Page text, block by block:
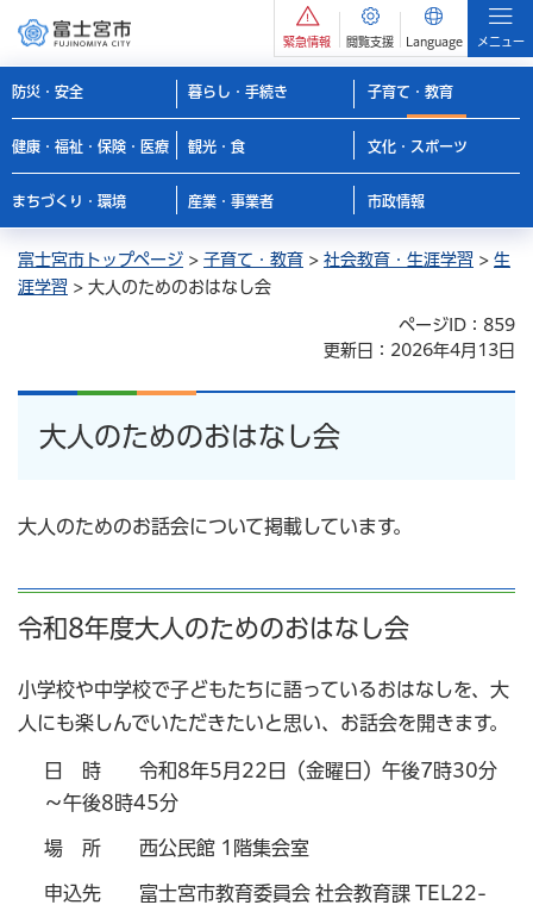
緊急情報 閲覧支援 Language メニュー
防災・安全 暮らし・手続き 子育て・教育
健康・福祉・保険・医療 観光・食 文化・スポーツ
まちづくり・環境 産業・事業者 市政情報
富士宮市トップページ > 子育て・教育 > 社会教育・生涯学習 > 生
涯学習 > 大人のためのおはなし会
ページID：859
更新日：2026年4月13日
大人のためのおはなし会
大人のためのお話会について掲載しています。
令和8年度大人のためのおはなし会
小学校や中学校で子どもたちに語っているおはなしを、大
人にも楽しんでいただきたいと思い、お話会を開きます。
日 時 令和8年5月22日（金曜日）午後7時30分
～午後8時45分
場 所 西公民館 1階集会室
申込先 富士宮市教育委員会 社会教育課 TEL22-